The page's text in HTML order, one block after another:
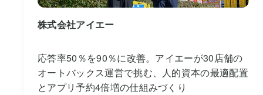
株式会社アイエー
応答率50％を90％に改善。アイエーが30店舗の
オートバックス運営で挑む、人的資本の最適配置
とアプリ予約4倍増の仕組みづくり